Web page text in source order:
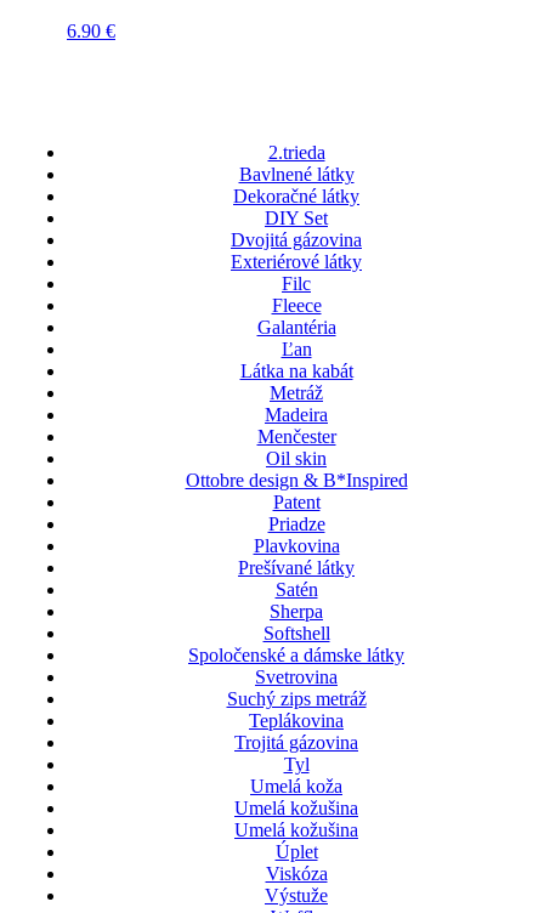
6.90 €
2.trieda
Bavlnené látky
Dekoračné látky
DIY Set
Dvojitá gázovina
Exteriérové látky
Filc
Fleece
Galantéria
Ľan
Látka na kabát
Metráž
Madeira
Menčester
Oil skin
Ottobre design & B*Inspired
Patent
Priadze
Plavkovina
Prešívané látky
Satén
Sherpa
Softshell
Spoločenské a dámske látky
Svetrovina
Suchý zips metráž
Teplákovina
Trojitá gázovina
Tyl
Umelá koža
Umelá kožušina
Umelá kožušina
Úplet
Viskóza
Výstuže